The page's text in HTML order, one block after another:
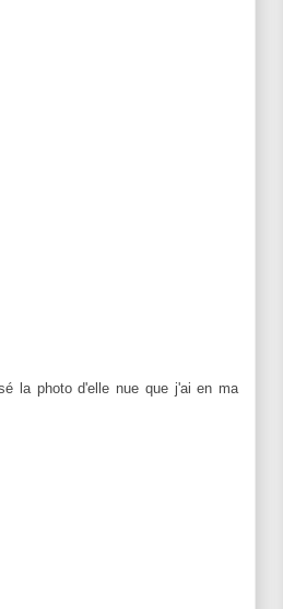
la photo d'elle nue que j'ai en ma